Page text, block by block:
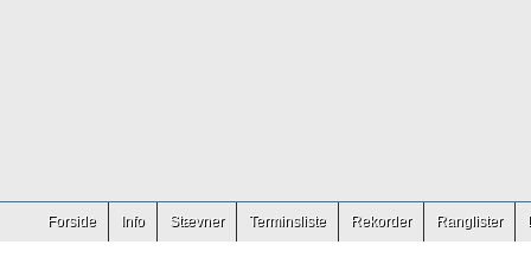
Forside Info Stævner Terminsliste Rekorder Ranglister